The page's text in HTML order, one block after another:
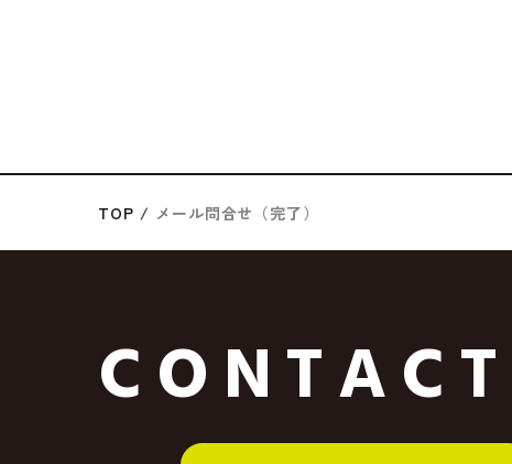
TOP メール問合せ（完了）
CONTACT